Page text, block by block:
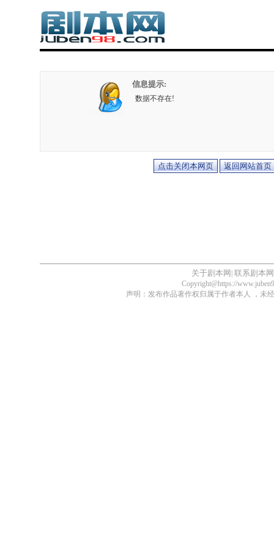
信息提示:
数据不存在!
关于剧本网 联系剧本网
Copyright@https://
声明：发布作品著作权归属于作者本人 ，未